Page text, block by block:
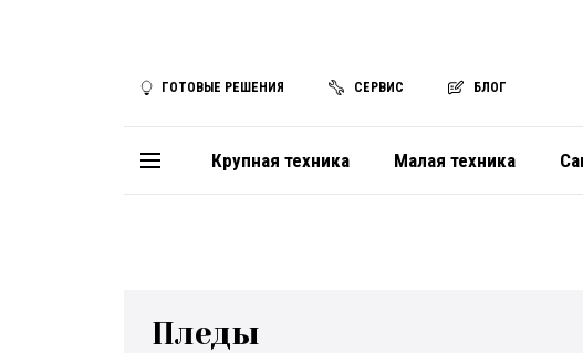
ГОТОВЫЕ РЕШЕНИЯ СЕРВИС БЛОГ
Крупная техника Малая техника
Пледы